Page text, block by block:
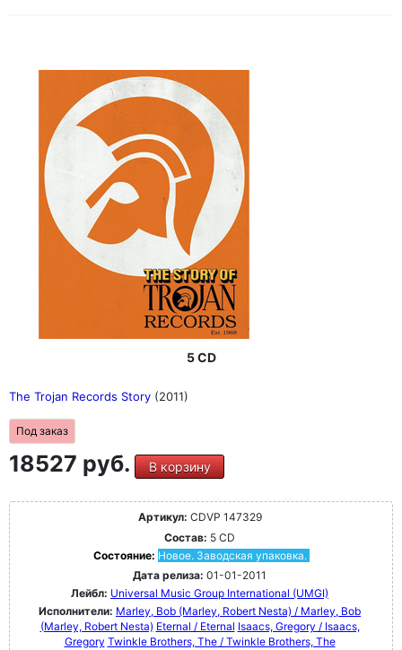
5 CD
The Trojan Records Story (2011)
Под заказ
18527 руб. В корзину
Артикул: CDVP 147329
Состав: 5 CD
Состояние: Новое. Заводская упаковка.
Дата релиза: 01-01-2011
Лейбл: Universal Music Group International (UMGI)
Исполнители: Marley, Bob (Marley, Robert Nesta) / Marley, Bob
(Marley, Robert Nesta) Eternal / Eternal Isaacs, Gregory / Isaacs,
Gregory Twinkle Brothers, The / Twinkle Brothers, The